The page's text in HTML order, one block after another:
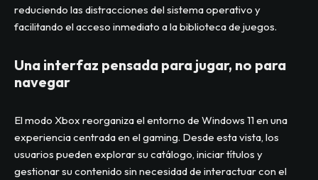
reduciendo las distracciones del sistema operativo y
facilitando el acceso inmediato a la biblioteca de juegos.
Una interfaz pensada para jugar, no para
navegar
El modo Xbox reorganiza el entorno de Windows 11 en una
experiencia centrada en el gaming. Desde esta vista, los
usuarios pueden explorar su catálogo, iniciar títulos y
gestionar su contenido sin necesidad de interactuar con el